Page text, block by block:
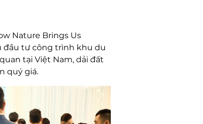
Nature Brings Us
đầu tư công trình khu du
tại Việt Nam, dải đất
quý giá.